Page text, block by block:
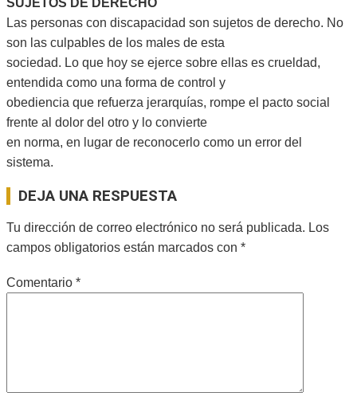
SUJETOS DE DERECHO
Las personas con discapacidad son sujetos de derecho. No
son las culpables de los males de esta
sociedad. Lo que hoy se ejerce sobre ellas es crueldad,
entendida como una forma de control y
obediencia que refuerza jerarquías, rompe el pacto social
frente al dolor del otro y lo convierte
en norma, en lugar de reconocerlo como un error del
sistema.
2025-
09-
17
DEJA UNA RESPUESTA
Tu dirección de correo electrónico no será publicada. Los
campos obligatorios están marcados con *
Comentario *